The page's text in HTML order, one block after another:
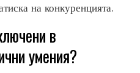
на конкуренцията.
в
умения?